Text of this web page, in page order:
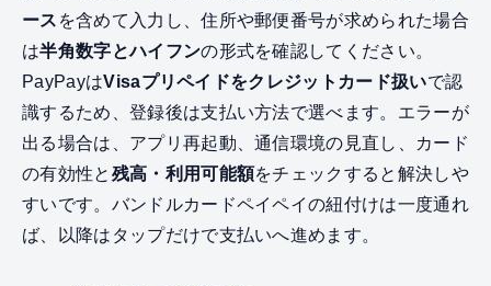
ース を含めて入力し、住所や郵便番号が求められた場合
は半角数字とハイフンの形式を確認してください。
PayPayはVisaプリペイドをクレジットカード扱いで認
識するため、登録後は支払い方法で選べます。エラーが
出る場合は、アプリ再起動、通信環境の見直し、カード
の有効性と 残高・利用可能額をチェックすると解決しや
すいです。バンドルカードペイペイの紐付けは一度通れ
ば、以降はタップだけで支払いへ進めます。